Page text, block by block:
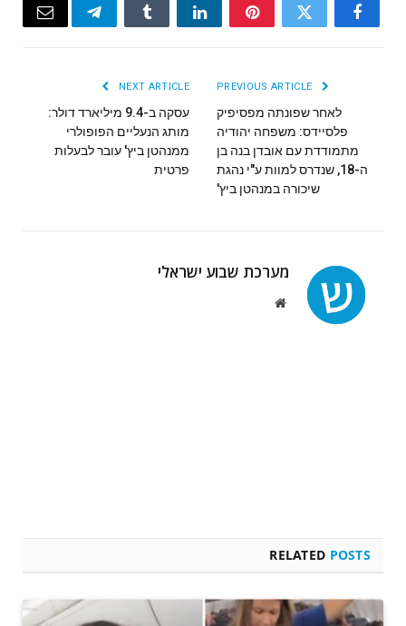
Facebook
Twitter
Pinterest
LinkedIn
Tumblr
Telegram
Email
לאחר שפונתה מפסיפיק
פלסיידס: משפחה יהודיה
מתמודדת עם אובדן בנה בן
ה-18, שנדרס למוות ע"י נהגת
שיכורה במנהטן ביץ'
NEXT ARTICLE
עסקה ב-9.4 מיליארד דולר:
מותג הנעליים הפופולרי
ממנהטן ביץ' עובר לבעלות
פרטית
מערכת שבוע ישראלי
Website
RELATED POSTS